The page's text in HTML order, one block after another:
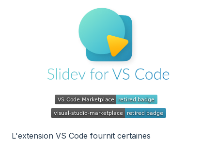
L'extension VS Code fournit certaines